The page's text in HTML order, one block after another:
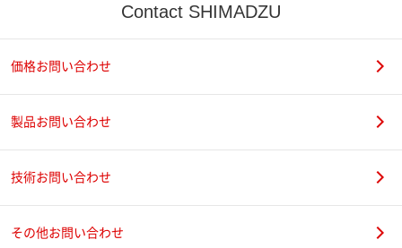
Contact SHIMADZU
価格お問い合わせ
製品お問い合わせ
技術お問い合わせ
その他お問い合わせ